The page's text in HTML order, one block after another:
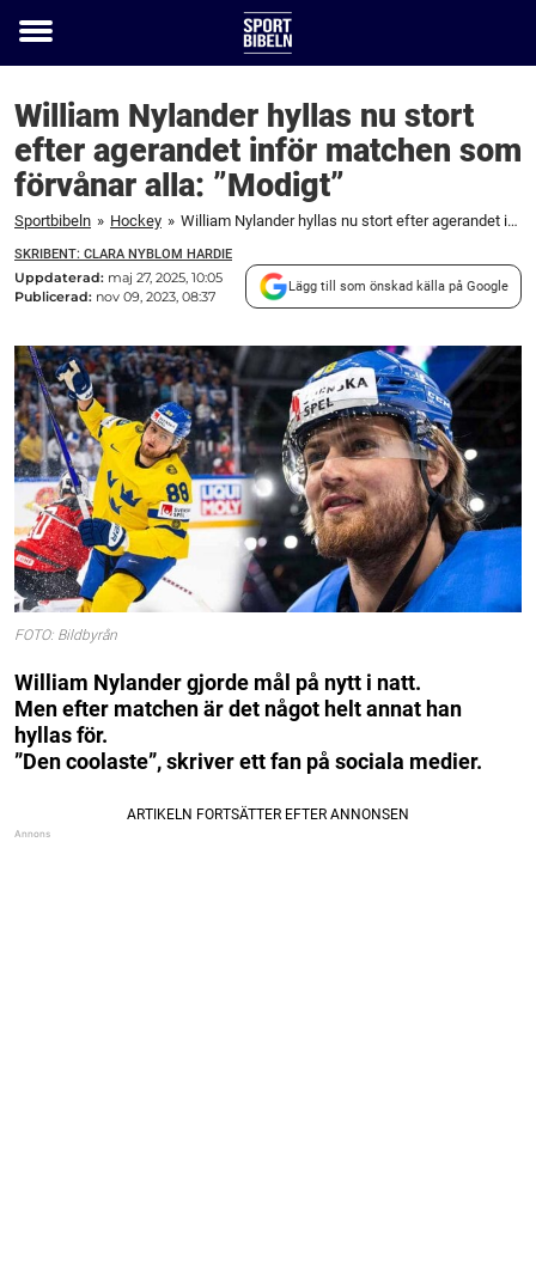
Toggle
William Nylander hyllas nu stort
efter agerandet inför matchen som
förvånar alla: ”Modigt”
Sportbibeln » Hockey » William Nylander hyllas nu stort efter agerandet inför matchen som förvånar alla: "Modigt"
SKRIBENT: CLARA NYBLOM HARDIE
Uppdaterad: maj 27, 2025, 10:05
Publicerad: nov 09, 2023, 08:37
Lägg till som önskad källa på Google
FOTO: Bildbyrån
William Nylander gjorde mål på nytt i natt.
Men efter matchen är det något helt annat han
hyllas för.
”Den coolaste”, skriver ett fan på sociala medier.